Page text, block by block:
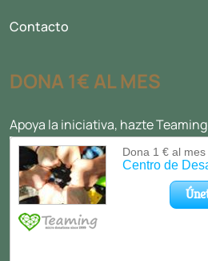
Contacto
DONA 1€ AL MES
Apoya la iniciativa, hazte Teaming